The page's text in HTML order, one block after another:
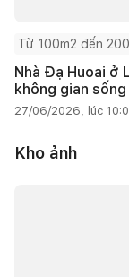
Từ 100m2 đến
Nhà Đạ Huoai ở
không gian
27/06/2026, lúc
Kho ảnh